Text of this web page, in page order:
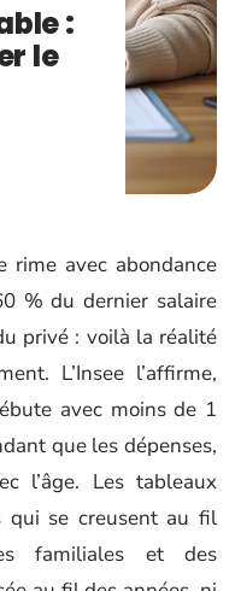
:
le
rime avec abondance
% du dernier salaire
privé : voilà la réalité
L’Insee l’affirme,
avec moins de 1
que les dépenses,
l’âge. Les tableaux
qui se creusent au fil
familiales et des